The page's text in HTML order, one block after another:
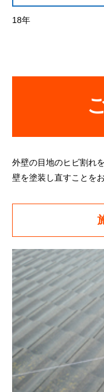
18年
外壁の目地のヒビ割れ
壁を塗装し直すことを